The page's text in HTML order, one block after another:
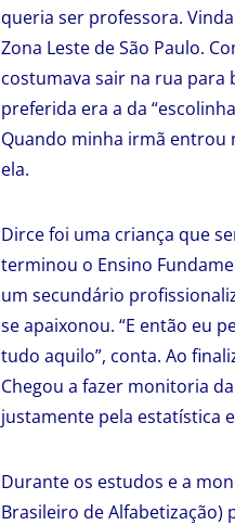
queria ser professora.
Zona Leste de São Paulo.
costumava sair na rua para
preferida era a da
Quando minha irmã entrou
ela.
Dirce foi uma criança que
terminou o Ensino
um secundário
se apaixonou. “E então eu
tudo aquilo”, conta. Ao
Chegou a fazer monitoria
justamente pela estatística
Durante os estudos e a
Brasileiro de Alfabetização)